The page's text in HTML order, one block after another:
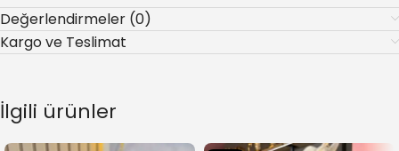
Değerlendirmeler (0)
Kargo ve Teslimat
İlgili ürünler